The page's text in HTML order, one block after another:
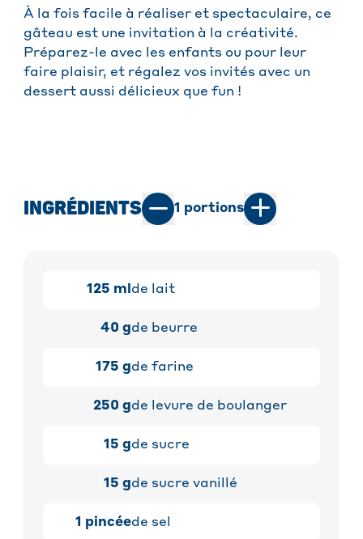
À la fois facile à réaliser et spectaculaire, ce
gâteau est une invitation à la créativité.
Préparez-le avec les enfants ou pour leur
faire plaisir, et régalez vos invités avec un
dessert aussi délicieux que fun !
INGRÉDIENTS 1 portions
125 mlde lait
40 gde beurre
175 gde farine
250 gde levure de boulanger
15 gde sucre
15 gde sucre vanillé
1 pincéede sel